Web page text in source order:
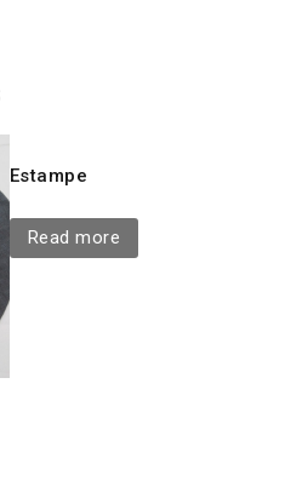
Estampe
Read more